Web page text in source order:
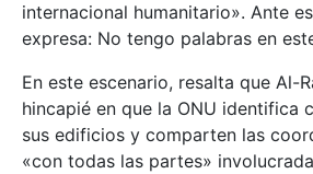
internacional humanitario». Ante
expresa: No tengo palabras en
En este escenario, resalta que Al-
hincapié en que la ONU identifica
sus edificios y comparten las
«con todas las partes»